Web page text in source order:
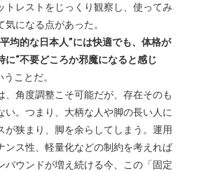
トレストをじっくり観察し、使ってみ
になる点があった。
均的な日本人”には快適でも、体格が
に“不要どころか邪魔になると感じ
うことだ。
、角度調整こそ可能だが、存在そのも
い。つまり、大柄な人や脚の長い人に
が狭まり、脚を余らしてしまう。運用
ンス性、軽量化などの制約を考えれば
バウンドが増え続ける今、この「固定